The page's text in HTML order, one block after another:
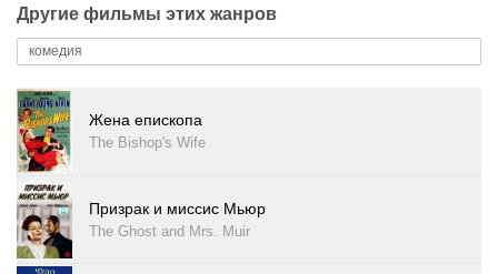
Другие фильмы этих жанров
комедия
Жена епископа
The Bishop's Wife
Призрак и миссис Мьюр
The Ghost and Mrs. Muir